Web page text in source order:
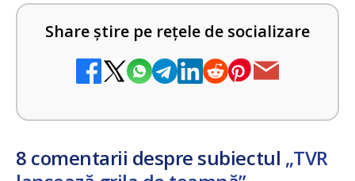
Share știre pe rețele de socializare
8 comentarii despre subiectul „TVR